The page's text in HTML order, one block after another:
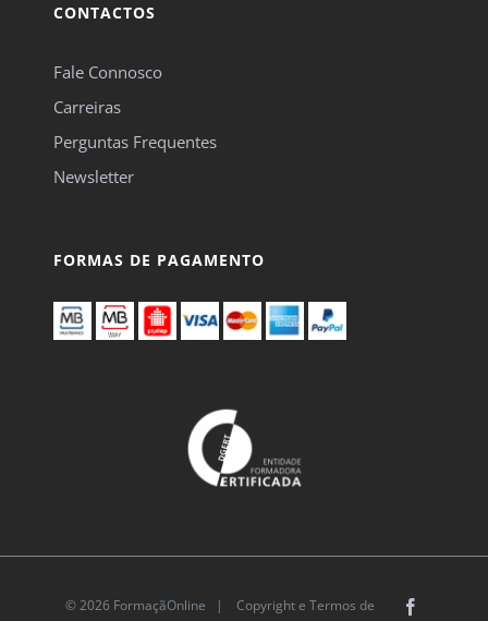
CONTACTOS
Fale Connosco
Carreiras
Perguntas Frequentes
Newsletter
FORMAS DE PAGAMENTO
© 2026 FormaçãOnline | Copyright e Termos de